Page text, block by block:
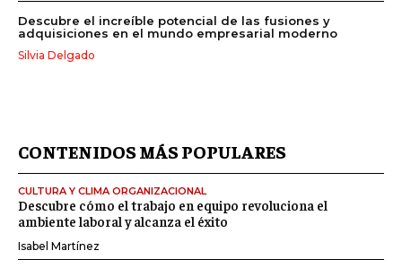
Descubre el increíble potencial de las fusiones y
adquisiciones en el mundo empresarial moderno
Silvia Delgado
CONTENIDOS MÁS POPULARES
CULTURA Y CLIMA ORGANIZACIONAL
Descubre cómo el trabajo en equipo revoluciona el
ambiente laboral y alcanza el éxito
Isabel Martínez